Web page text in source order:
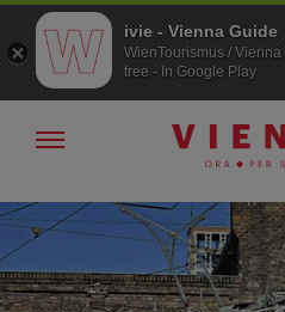
Alla
navigazione
Al
contenuto
Mostra/nascondi
ivie - Vienna Guide
WienTourismus / Vienna
free - In Google Play